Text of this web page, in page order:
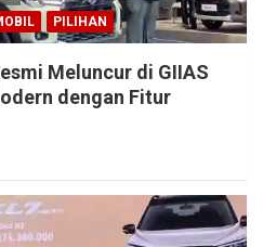
PILIHAN
Meluncur di GIIAS
dengan Fitur